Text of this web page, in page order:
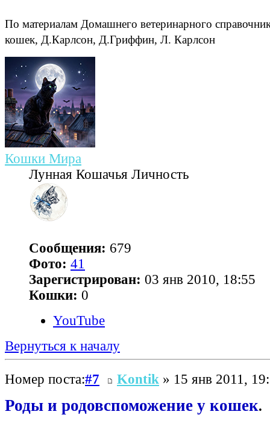
По материалам Домашнего ветеринарного
кошек, Д.Карлсон, Д.Гриффин, Л. Карлсон
Кошки Мира
Лунная Кошачья Личность
Сообщения: 679
Фото: 41
Зарегистрирован: 03 янв 2010, 18:55
Кошки: 0
YouTube
Вернуться к началу
Номер поста:#7 Kontik » 15 янв 2011,
Роды и родовспоможение у кошек.